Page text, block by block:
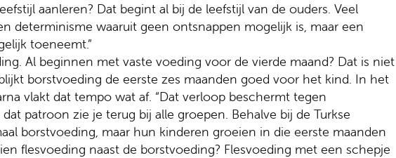
aanleren? Dat begint al bij de leefstijl van de ouders. Veel
determinisme waaruit geen ontsnappen mogelijk is, maar een
toeneemt.”
Al beginnen met vaste voeding voor de vierde maand? Dat is niet
borstvoeding de eerste zes maanden goed voor het kind. In het
vlakt dat tempo wat af. “Dat verloop beschermt tegen
patroon zie je terug bij alle groepen. Behalve bij de Turkse
borstvoeding, maar hun kinderen groeien in die eerste maanden
flesvoeding naast de borstvoeding? Flesvoeding met een schepje